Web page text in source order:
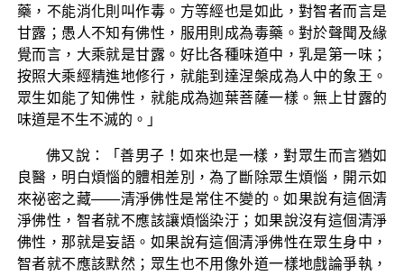
藥，不能消化則叫作毒。方等經也是如此，對智者而言是
甘露；愚人不知有佛性，服用則成為毒藥。對於聲聞及緣
覺而言，大乘就是甘露。好比各種味道中，乳是第一味；
按照大乘經精進地修行，就能到達涅槃成為人中的象王。
眾生如能了知佛性，就能成為迦葉菩薩一樣。無上甘露的
味道是不生不滅的。」
佛又說：「善男子！如來也是一樣，對眾生而言猶如
良醫，明白煩惱的體相差別，為了斷除眾生煩惱，開示如
來祕密之藏——清淨佛性是常住不變的。如果說有這個清
淨佛性，智者就不應該讓煩惱染汙；如果說沒有這個清淨
佛性，那就是妄語。如果說有這個清淨佛性在眾生身中，
智者就不應該默然；眾生也不用像外道一樣地戲論爭執，